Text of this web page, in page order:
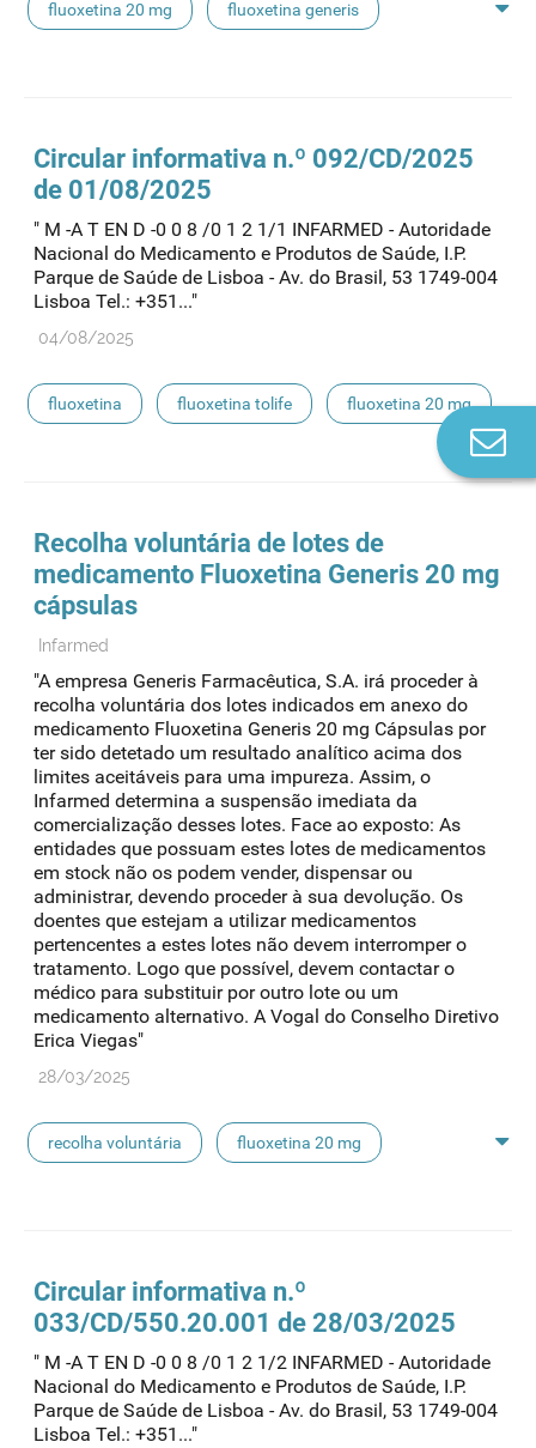
fluoxetina 20 mg fluoxetina generis
Circular informativa n.º 092/CD/2025
de 01/08/2025
" M -A T EN D -0 0 8 /0 1 2 1/1 INFARMED - Autoridade
Nacional do Medicamento e Produtos de Saúde, I.P.
Parque de Saúde de Lisboa - Av. do Brasil, 53 1749-004
Lisboa Tel.: +351..."
04/08/2025
fluoxetina fluoxetina tolife fluoxetina 20 mg
Recolha voluntária de lotes de
medicamento Fluoxetina Generis 20 mg
cápsulas
Infarmed
"A empresa Generis Farmacêutica, S.A. irá proceder à
recolha voluntária dos lotes indicados em anexo do
medicamento Fluoxetina Generis 20 mg Cápsulas por
ter sido detetado um resultado analítico acima dos
limites aceitáveis para uma impureza. Assim, o
Infarmed determina a suspensão imediata da
comercialização desses lotes. Face ao exposto: As
entidades que possuam estes lotes de medicamentos
em stock não os podem vender, dispensar ou
administrar, devendo proceder à sua devolução. Os
doentes que estejam a utilizar medicamentos
pertencentes a estes lotes não devem interromper o
tratamento. Logo que possível, devem contactar o
médico para substituir por outro lote ou um
medicamento alternativo. A Vogal do Conselho Diretivo
Erica Viegas"
28/03/2025
recolha voluntária fluoxetina 20 mg
Circular informativa n.º
033/CD/550.20.001 de 28/03/2025
" M -A T EN D -0 0 8 /0 1 2 1/2 INFARMED - Autoridade
Nacional do Medicamento e Produtos de Saúde, I.P.
Parque de Saúde de Lisboa - Av. do Brasil, 53 1749-004
Lisboa Tel.: +351..."